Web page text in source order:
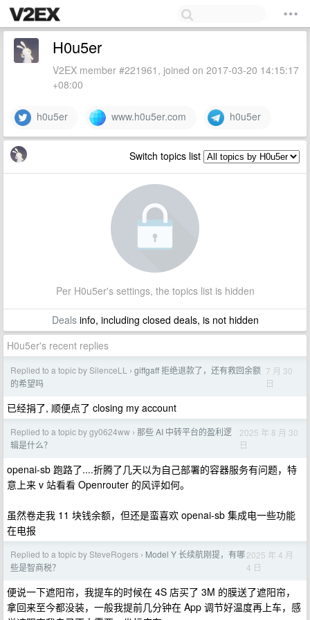
H0u5er
V2EX member #221961, joined on 2017-03-20 14:15:17
+08:00
h0u5er www.h0u5er.com h0u5er
Switch topics list
Per H0u5er's settings, the topics list is hidden
Dealsinfo, including closed deals, is not hidden
H0u5er's recent replies
Replied to a topic by SilenceLL › giffgaff 拒绝退款了，还有救回余额
的希望吗
7 月 30
日
已经捐了, 顺便点了 closing my account
Replied to a topic by gy0624ww › 那些 AI 中转平台的盈利逻
辑是什么？
2025 年 8 月 30
日
openai-sb 跑路了....折腾了几天以为自己部署的容器服务有问题，特
意上来 v 站看看 Openrouter 的风评如何。
虽然卷走我 11 块钱余额，但还是蛮喜欢 openai-sb 集成电一些功能
在电报
Replied to a topic by SteveRogers › Model Y 长续航刚提，有哪
些是智商税？
2025 年 4 月
4 日
便说一下遮阳帘，我提车的时候在 4S 店买了 3M 的膜送了遮阳帘，
拿回来至今都没装，一般我提前几分钟在 App 调节好温度再上车，感